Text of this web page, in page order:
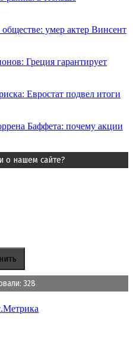
умер актер Винсент
Греция гарантирует
Евростат подвел итоги
Баффета: почему акции
о нашем сайте?
328